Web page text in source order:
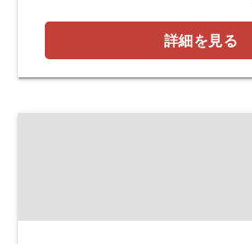
詳細を見る